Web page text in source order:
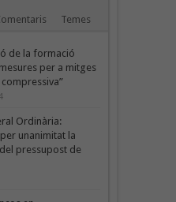
Temes
de la formació
per a mitges
Ordinària:
unanimitat la
pressupost de